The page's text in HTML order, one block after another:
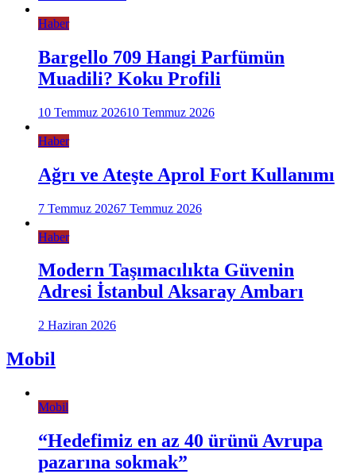
Haber
Bargello 709 Hangi Parfümün
Muadili? Koku Profili
10 Temmuz 202610 Temmuz 2026
Haber
Ağrı ve Ateşte Aprol Fort Kullanımı
7 Temmuz 20267 Temmuz 2026
Haber
Modern Taşımacılıkta Güvenin
Adresi İstanbul Aksaray Ambarı
2 Haziran 2026
Mobil
Mobil
“Hedefimiz en az 40 ürünü Avrupa
pazarına sokmak”